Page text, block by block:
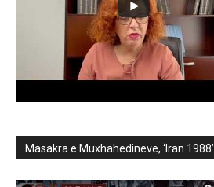
Masakra e Muxhahedineve, ‘Iran 1988’